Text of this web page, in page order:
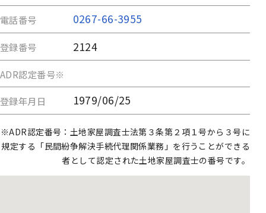
電話番号 0267-66-3955
登録番号 2124
ADR認定番号※
登録年月日 1979/06/25
※ADR認定番号：土地家屋調査士法第３条第２項１号から３号に
規定する「民間紛争解決手続代理関係業務」を行うことができる
者として認定された土地家屋調査士の番号です。